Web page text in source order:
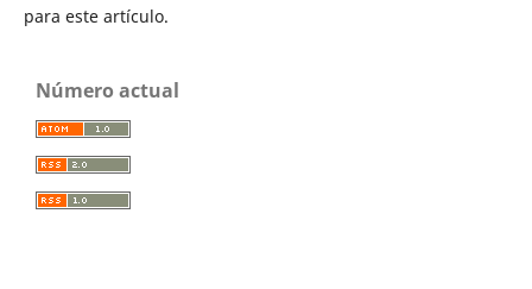
para este artículo.
Número actual